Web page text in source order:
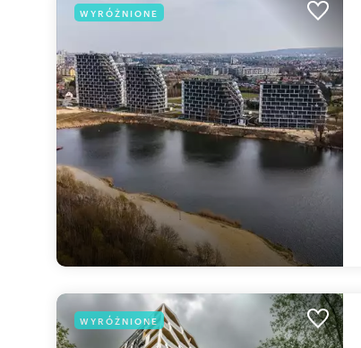
WYRÓŻNIONE
WYRÓŻNIONE